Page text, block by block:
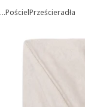
…PościelPrześcieradła
obrazy